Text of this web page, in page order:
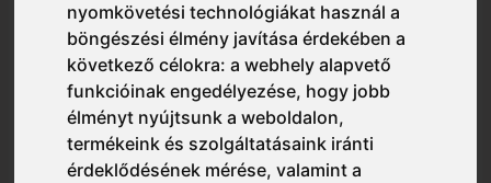
nyomkövetési technológiákat használ a
böngészési élmény javítása érdekében a
következő célokra:a webhely alapvető
funkcióinak engedélyezése, hogy jobb
élményt nyújtsunk a weboldalon,
termékeink és szolgáltatásaink iránti
érdeklődésének mérése, valamint a
4330 Triplaszálas pamut
cérnakesztyű